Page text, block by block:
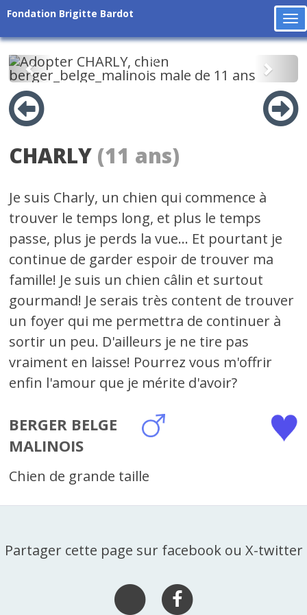
Fondation Brigitte Bardot
Précédent
CHARLY (11 ans)
Je suis Charly, un chien qui commence à
trouver le temps long, et plus le temps
passe, plus je perds la vue... Et pourtant je
continue de garder espoir de trouver ma
famille! Je suis un chien câlin et surtout
gourmand! Je serais très content de trouver
un foyer qui me permettra de continuer à
sortir un peu. D'ailleurs je ne tire pas
vraiment en laisse! Pourrez vous m'offrir
enfin l'amour que je mérite d'avoir?
BERGER BELGE
MALINOIS
Chien de grande taille
Partager cette page sur facebook ou X-twitter